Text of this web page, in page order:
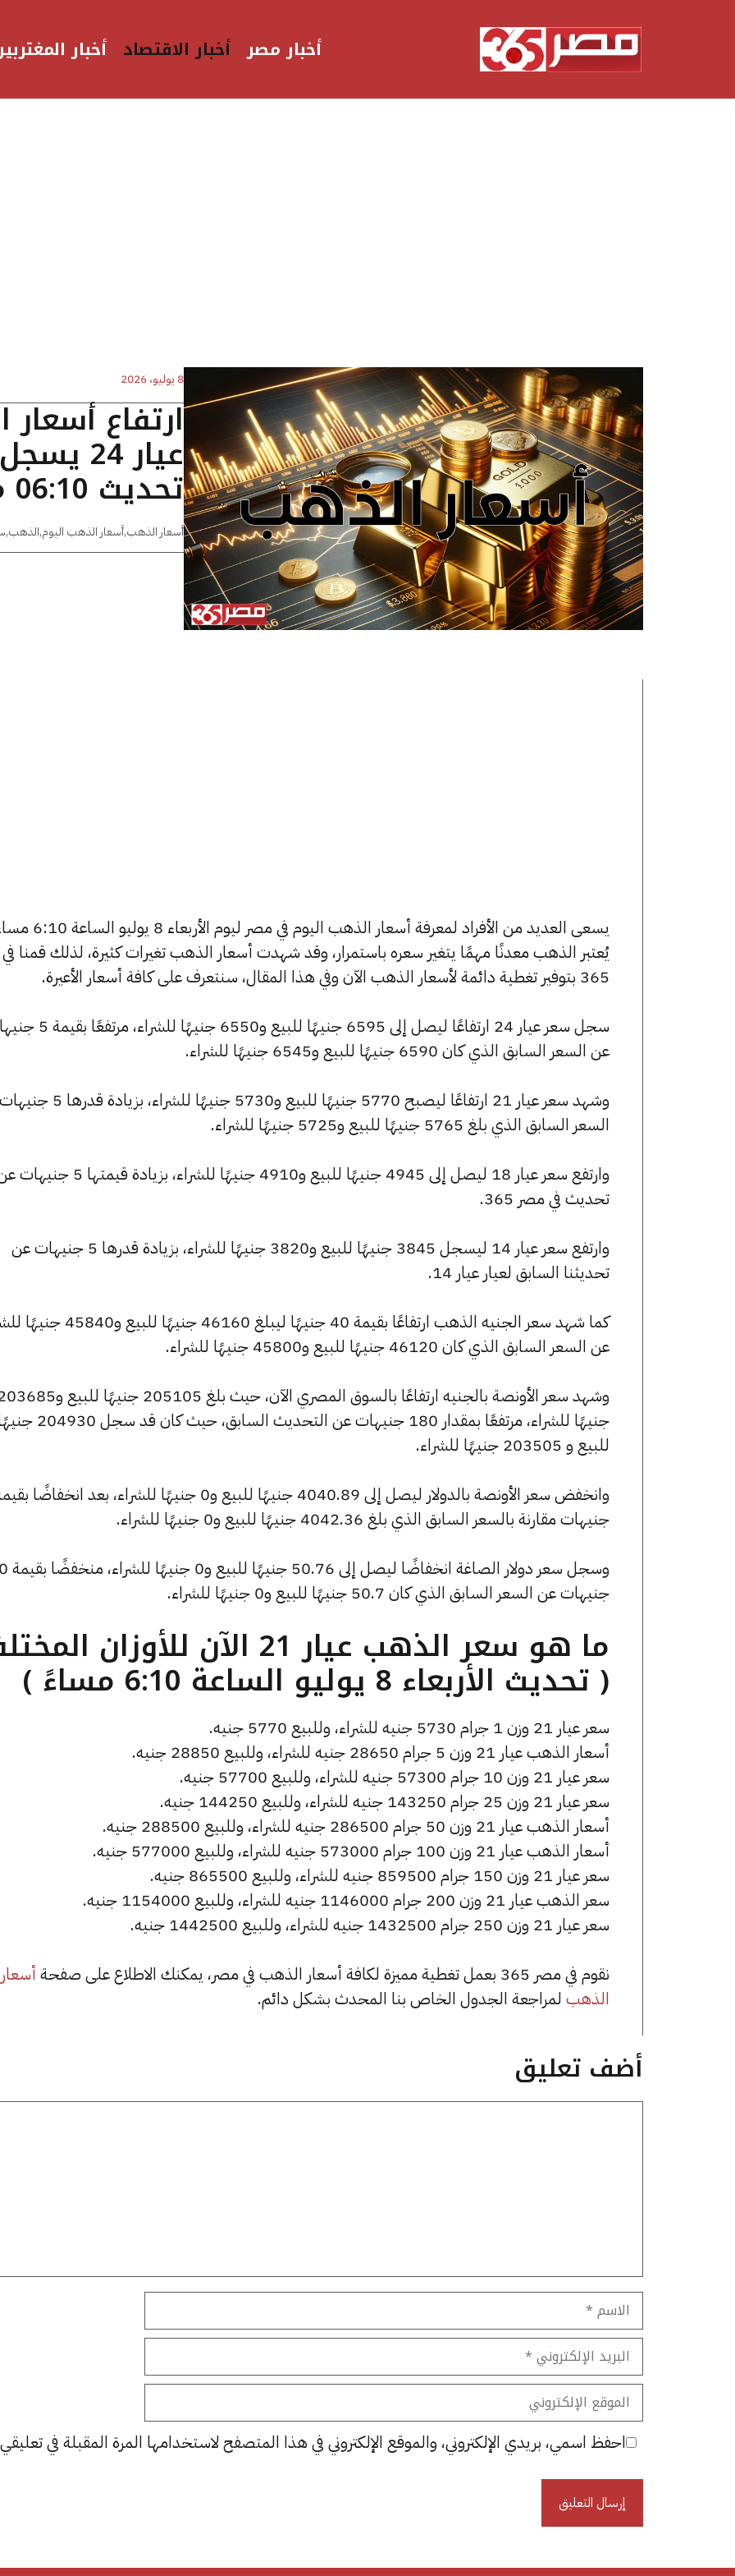
أخبار مصر أخبار الاقتصاد أخبار
8 يوليو، 2026
ارتفاع
تحديث 06:10 مساءًا
أسعار الذهب,أسعار الذهب اليوم,الذهب,
يسعى العديد من الأفراد لمعرفة أسعار الذهب اليوم في مصر ليوم
يُعتبر الذهب معدنًا مهمًا يتغير سعره باستمرار، وقد شهدت أسعار الذهب تغيرات كثيرة، لذلك قمنا
365 بتوفير تغطية دائمة لأسعار الذهب الآن وفي هذا المقال، سنتعرف على كافة أسعار الأعيرة.
سجل سعر عيار 24 ارتفاعًا ليصل إلى 6595 جنيهًا للبيع و6550
عن السعر السابق الذي كان 6590 جنيهًا للبيع و6545 جنيهًا للشراء.
وشهد سعر عيار 21 ارتفاعًا ليصبح 5770 جنيهًا للبيع و5730
السعر السابق الذي بلغ 5765 جنيهًا للبيع و5725 جنيهًا للشراء.
وارتفع سعر عيار 18 ليصل إلى 4945 جنيهًا للبيع و4910 جنيهًا
تحديث في مصر 365.
وارتفع سعر عيار 14 ليسجل 3845 جنيهًا للبيع و3820 جنيهًا للشراء، بزيادة قدرها 5 جنيهات عن
تحديثنا السابق لعيار عيار 14.
كما شهد سعر الجنيه الذهب ارتفاعًا بقيمة 40 جنيهًا ليبلغ 46160
عن السعر السابق الذي كان 46120 جنيهًا للبيع و45800 جنيهًا للشراء.
وشهد سعر الأونصة بالجنيه ارتفاعًا بالسوق المصري الآن، حيث بلغ 205105 جنيهًا
جنيهًا للشراء، مرتفعًا بمقدار 180 جنيهات عن التحديث السابق، حيث كان قد
للبيع و 203505 جنيهًا للشراء.
جنيهات مقارنة بالسعر السابق الذي بلغ 4042.36 جنيهًا للبيع و0 جنيهًا للشراء.
وسجل سعر دولار الصاغة انخفاضًا ليصل إلى 50.76 جنيهًا للبيع و0 جنيهًا للشراء، منخفضًا بقيمة 0
جنيهات عن السعر السابق الذي كان 50.7 جنيهًا للبيع و0 جنيهًا للشراء.
ما هو سعر الذهب عيار 21 الآن للأوزان
( تحديث الأربعاء 8 يوليو الساعة 6:10 مساءً )
سعر عيار 21 وزن 1 جرام 5730 جنيه للشراء، وللبيع 5770 جنيه.
أسعار الذهب عيار 21 وزن 5 جرام 28650 جنيه للشراء، وللبيع 28850 جنيه.
سعر عيار 21 وزن 10 جرام 57300 جنيه للشراء، وللبيع 57700 جنيه.
سعر عيار 21 وزن 25 جرام 143250 جنيه للشراء، وللبيع 144250 جنيه.
أسعار الذهب عيار 21 وزن 50 جرام 286500 جنيه للشراء، وللبيع 288500 جنيه.
أسعار الذهب عيار 21 وزن 100 جرام 573000 جنيه للشراء، وللبيع 577000 جنيه.
سعر عيار 21 وزن 150 جرام 859500 جنيه للشراء، وللبيع 865500 جنيه.
سعر الذهب عيار 21 وزن 200 جرام 1146000 جنيه للشراء، وللبيع 1154000 جنيه.
سعر عيار 21 وزن 250 جرام 1432500 جنيه للشراء، وللبيع 1442500 جنيه.
نقوم في مصر 365 بعمل تغطية مميزة لكافة أسعار الذهب في مصر، يمكنك الاطلاع على صفحة
أسعار
الذهب لمراجعة الجدول الخاص بنا المحدث بشكل دائم.
أضف تعليق
الاسم
البريد
الإلكتروني
الموقع
الإلكتروني
احفظ اسمي، بريدي الإلكتروني، والموقع الإلكتروني في هذا المتصفح لاستخدامها المرة المقبلة في